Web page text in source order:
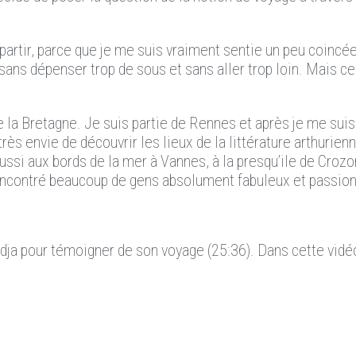
parce que je me suis vraiment sentie un peu
dépenser trop de sous et sans aller trop loin. Mais
la Bretagne. Je suis partie de Rennes et après je me
envie de découvrir les lieux de la littérature
aux bords de la mer à Vannes, à la presqu’ile de
beaucoup de gens absolument fabuleux et
pour témoigner de son voyage (25:36). Dans cette